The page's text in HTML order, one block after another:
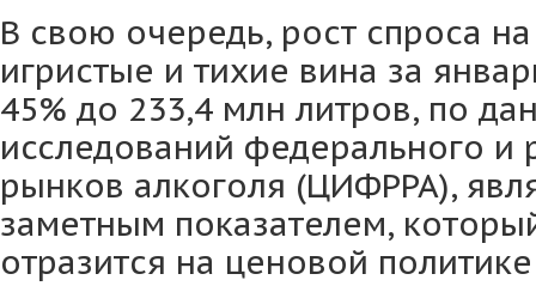
В свою очередь, рост спроса
игристые и тихие вина за
45% до 233,4 млн литров, по
исследований федерального и
рынков алкоголя (ЦИФРРА),
заметным показателем,
отразится на ценовой политике